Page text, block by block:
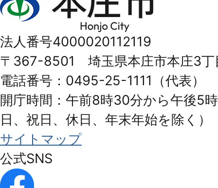
庄
Honjo
City
法人番号4000020112119
〒367-8501 埼玉県本庄市本庄3丁
電話番号：0495-25-1111（代表）
開庁時間：午前8時30分から午後5
日、祝日、休日、年末年始を除く）
サイトマップ
公式SNS